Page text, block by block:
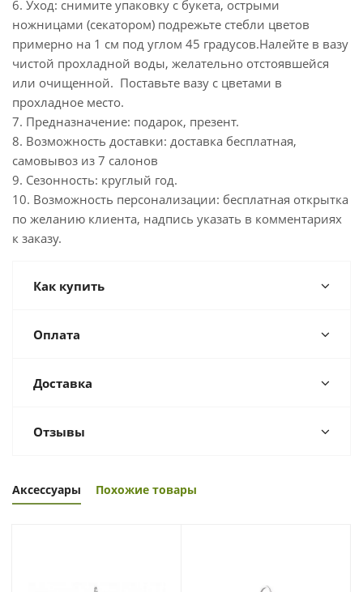
6. Уход: снимите упаковку с букета, острыми
ножницами (секатором) подрежьте стебли цветов
примерно на 1 см под углом 45 градусов.Налейте в вазу
чистой прохладной воды, желательно отстоявшейся
или очищенной. Поставьте вазу с цветами в
прохладное место.
7. Предназначение: подарок, презент.
8. Возможность доставки: доставка бесплатная,
самовывоз из 7 салонов
9. Сезонность: круглый год.
10. Возможность персонализации: бесплатная открытка
по желанию клиента, надпись указать в комментариях
к заказу.
Как купить
Оплата
Доставка
Отзывы
Аксессуары Похожие товары